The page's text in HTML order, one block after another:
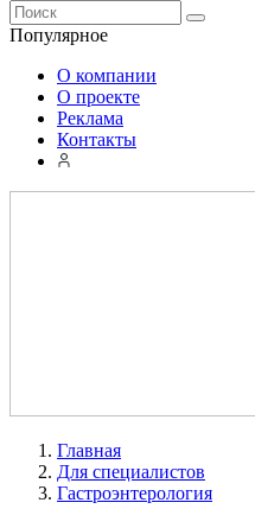
Популярное
О компании
О проекте
Реклама
Контакты
Главная
Для специалистов
Гастроэнтерология